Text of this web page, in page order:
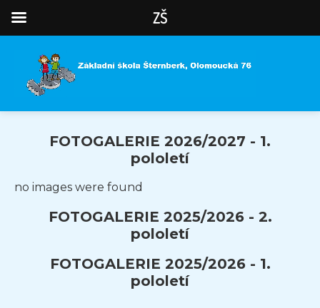
FOTOGALERIE 2026/2027 - 1.
pololetí
no images were found
FOTOGALERIE 2025/2026 - 2.
pololetí
FOTOGALERIE 2025/2026 - 1.
pololetí
ZŠ